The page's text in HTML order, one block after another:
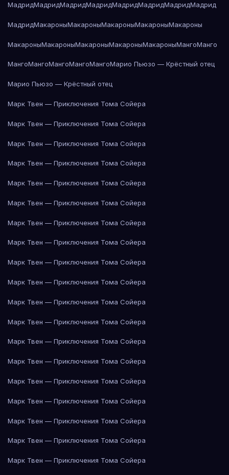
МадридМадридМадридМадридМадридМадридМадридМадрид
МадридМакароныМакароныМакароныМакароныМакароны
МакароныМакароныМакароныМакароныМакароныМангоМанго
МангоМангоМангоМангоМангоМарио Пьюзо — Крёстный отец
Марио Пьюзо — Крёстный отец
Марк Твен — Приключения Тома Сойера
Марк Твен — Приключения Тома Сойера
Марк Твен — Приключения Тома Сойера
Марк Твен — Приключения Тома Сойера
Марк Твен — Приключения Тома Сойера
Марк Твен — Приключения Тома Сойера
Марк Твен — Приключения Тома Сойера
Марк Твен — Приключения Тома Сойера
Марк Твен — Приключения Тома Сойера
Марк Твен — Приключения Тома Сойера
Марк Твен — Приключения Тома Сойера
Марк Твен — Приключения Тома Сойера
Марк Твен — Приключения Тома Сойера
Марк Твен — Приключения Тома Сойера
Марк Твен — Приключения Тома Сойера
Марк Твен — Приключения Тома Сойера
Марк Твен — Приключения Тома Сойера
Марк Твен — Приключения Тома Сойера
Марк Твен — Приключения Тома Сойера